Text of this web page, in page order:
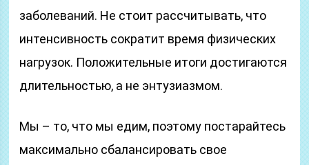
заболеваний. Не стоит рассчитывать, что
интенсивность сократит время физических
нагрузок. Положительные итоги достигаются
длительностью, а не энтузиазмом.
Мы – то, что мы едим, поэтому постарайтесь
максимально сбалансировать свое